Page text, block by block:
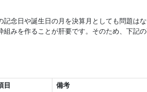
記念日や誕生日の月を決算月としても問題は
組みを作ることが肝要です。そのため、下記
目 備考